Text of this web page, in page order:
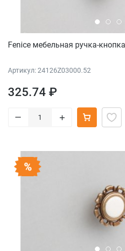
Fenice мебельная ручка-
Артикул: 24126Z03000.52
325.74 ₽
– +